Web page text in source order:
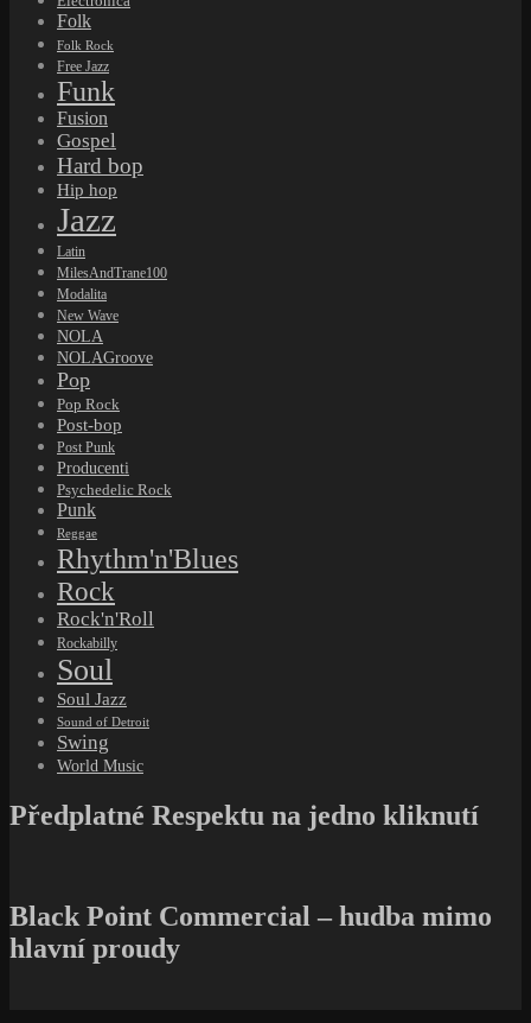
Folk
Folk Rock
Free Jazz
Funk
Fusion
Gospel
Hard bop
Hip hop
Jazz
Latin
MilesAndTrane100
Modalita
New Wave
NOLA
NOLAGroove
Pop
Pop Rock
Post-bop
Post Punk
Producenti
Psychedelic Rock
Punk
Reggae
Rhythm'n'Blues
Rock
Rock'n'Roll
Rockabilly
Soul
Soul Jazz
Sound of Detroit
Swing
World Music
Předplatné Respektu na jedno kliknutí
Black Point Commercial – hudba mimo
hlavní proudy